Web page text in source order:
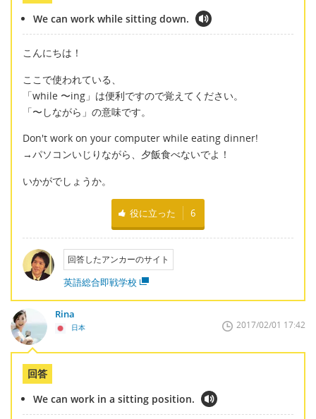
We can work while sitting down.
こんにちは！
ここで使われている、
「while 〜ing」は便利ですので覚えてください。
「〜しながら」の意味です。
Don't work on your computer while eating dinner!
→パソコンいじりながら、夕飯食べないでよ！
いかがでしょうか。
役に立った 6
回答したアンカーのサイト
英語総合即戦学校
Rina
日本 2017/02/01 17:42
回答
We can work in a sitting position.